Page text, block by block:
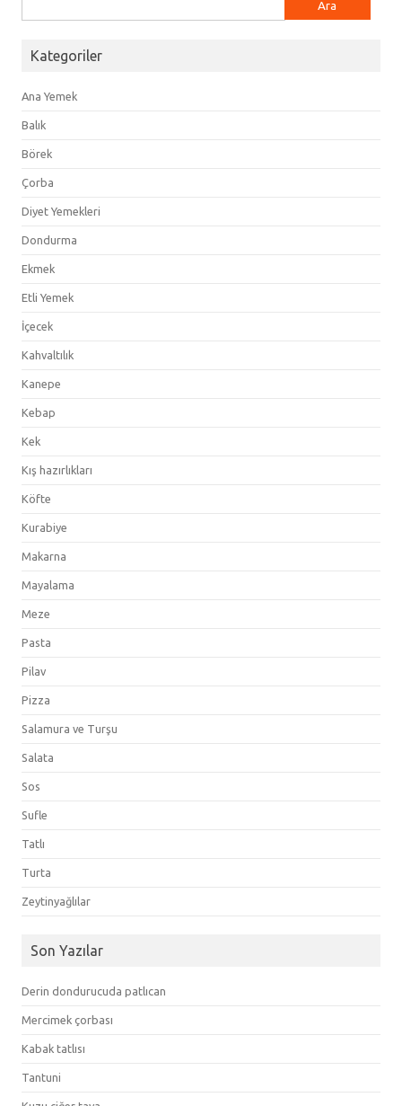
Kategoriler
Ana Yemek
Balık
Börek
Çorba
Diyet Yemekleri
Dondurma
Ekmek
Etli Yemek
İçecek
Kahvaltılık
Kanepe
Kebap
Kek
Kış hazırlıkları
Köfte
Kurabiye
Makarna
Mayalama
Meze
Pasta
Pilav
Pizza
Salamura ve Turşu
Salata
Sos
Sufle
Tatlı
Turta
Zeytinyağlılar
Son Yazılar
Derin dondurucuda patlıcan
Mercimek çorbası
Kabak tatlısı
Tantuni